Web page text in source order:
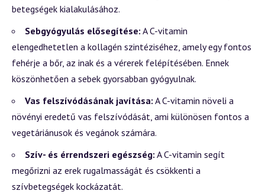
betegségek kialakulásához.
Sebgyógyulás elősegítése: A C-vitamin
elengedhetetlen a kollagén szintéziséhez, amely egy fontos
fehérje a bőr, az inak és a vérerek felépítésében. Ennek
köszönhetően a sebek gyorsabban gyógyulnak.
Vas felszívódásának javítása: A C-vitamin növeli a
növényi eredetű vas felszívódását, ami különösen fontos a
vegetáriánusok és vegánok számára.
Szív- és érrendszeri egészség: A C-vitamin segít
megőrizni az erek rugalmasságát és csökkenti a
szívbetegségek kockázatát.